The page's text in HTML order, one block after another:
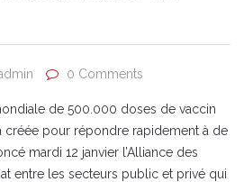
0 Comments
de 500.000 doses de vaccin
créée pour répondre rapidement à de
mardi 12 janvier l’Alliance des
entre les secteurs public et privé qui